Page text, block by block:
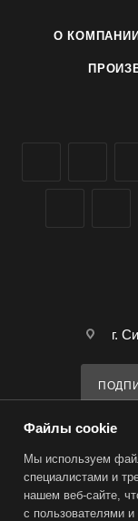
О КОМПАНИИ
г.
Файлы cookie
Мы используем
специалистами и
нашем веб-сайте,
с пользователями